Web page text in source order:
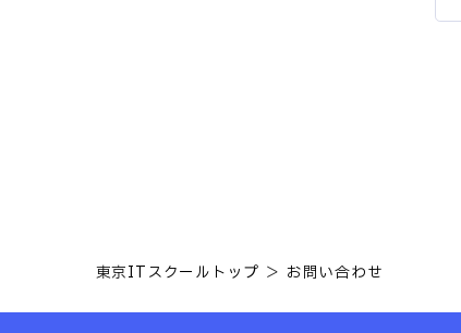
東京ITスクールトップ お問い合わせ